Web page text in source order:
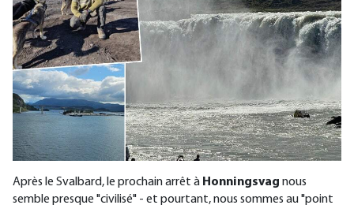
Après le Svalbard, le prochain arrêt à Honningsvag nous
semble presque "civilisé" - et pourtant, nous sommes au "point